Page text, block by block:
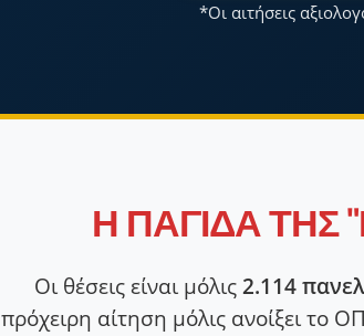
*Οι αιτήσεις
Η ΠΑΓΙΔΑ
Οι θέσεις είναι μόλις 2.114
πρόχειρη αίτηση μόλις ανοίξει το